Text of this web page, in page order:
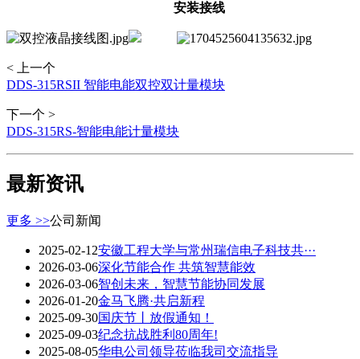
安装接线
< 上一个
DDS-315RSII 智能电能双控双计量模块
下一个 >
DDS-315RS-智能电能计量模块
最新资讯
更多 >>公司新闻
2025-02-12安徽工程大学与常州瑞信电子科技共···
2026-03-06深化节能合作 共筑智慧能效
2026-03-06智创未来，智慧节能协同发展
2026-01-20金马飞腾·共启新程
2025-09-30国庆节丨放假通知！
2025-09-03纪念抗战胜利80周年!
2025-08-05华电公司领导莅临我司交流指导